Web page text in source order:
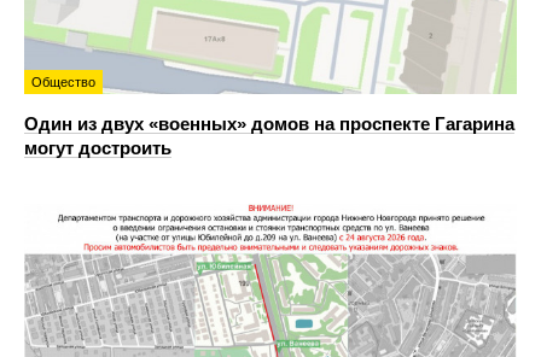
Общество
Один из двух «военных» домов на проспекте Гагарина
могут достроить